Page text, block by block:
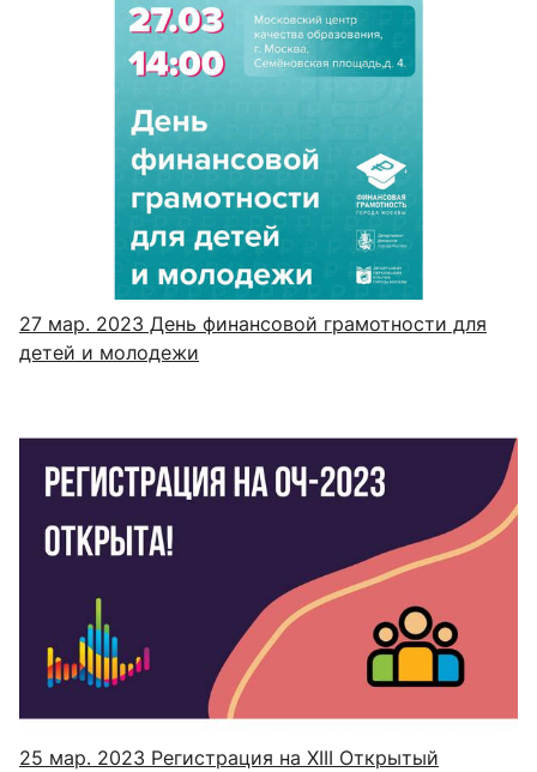
27 мар. 2023 День финансовой грамотности для
детей и молодежи
25 мар. 2023 Регистрация на XIII Открытый